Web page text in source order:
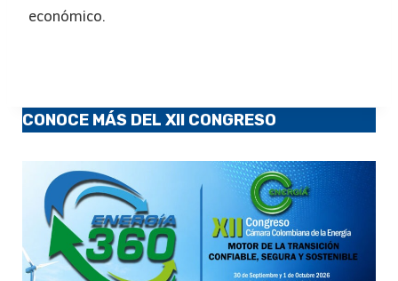
económico.
CONOCE MÁS DEL XII CONGRESO